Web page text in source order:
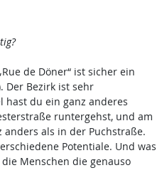
de Döner“ ist sicher ein
Der Bezirk ist sehr
hast du ein ganz anderes
runtergehst, und am
als in der Puchstraße.
Potentiale. Und was
Menschen die genauso